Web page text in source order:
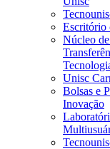
Escritório
Núcleo
Unisc
Bolsas e
Inovação